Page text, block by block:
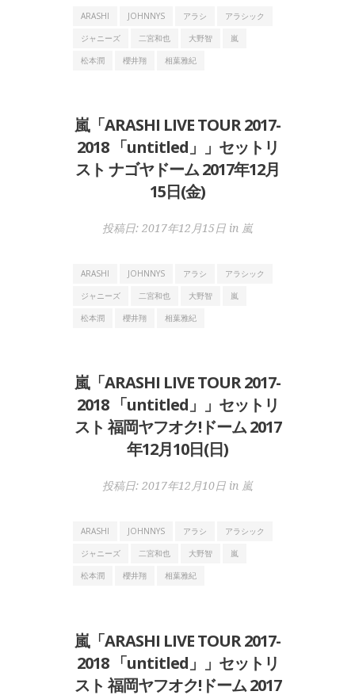
ARASHI JOHNNYS アラシ
アラシック
ジャニーズ
二宮和也 大野智
嵐
松本潤
櫻井翔 相葉雅紀
嵐「ARASHI LIVE TOUR 2017-
2018 「untitled」」セットリ
スト ナゴヤドーム 2017年12月
15日(金)
投稿日: 2017年12月15日 in 嵐
ARASHI JOHNNYS アラシ
アラシック
ジャニーズ
二宮和也 大野智
嵐
松本潤
櫻井翔 相葉雅紀
嵐「ARASHI LIVE TOUR 2017-
2018 「untitled」」セットリ
スト 福岡ヤフオク!ドーム 2017
年12月10日(日)
投稿日: 2017年12月10日 in 嵐
ARASHI JOHNNYS アラシ
アラシック
ジャニーズ
二宮和也 大野智
嵐
松本潤
櫻井翔 相葉雅紀
嵐「ARASHI LIVE TOUR 2017-
2018 「untitled」」セットリ
スト 福岡ヤフオク!ドーム 2017